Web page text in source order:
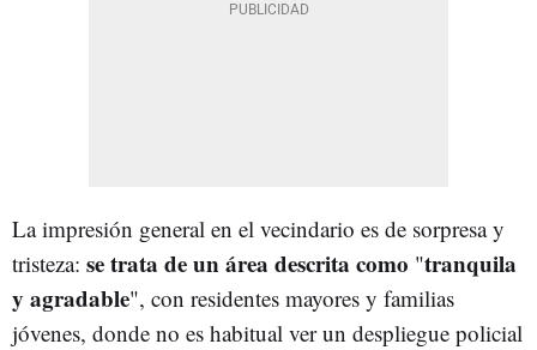
La impresión general en el vecindario es de sorpresa y
tristeza: se trata de un área descrita como "tranquila
y agradable", con residentes mayores y familias
jóvenes, donde no es habitual ver un despliegue policial